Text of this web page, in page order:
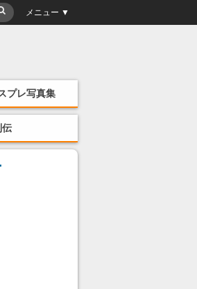
メニュー ▼
プレ写真集
伝